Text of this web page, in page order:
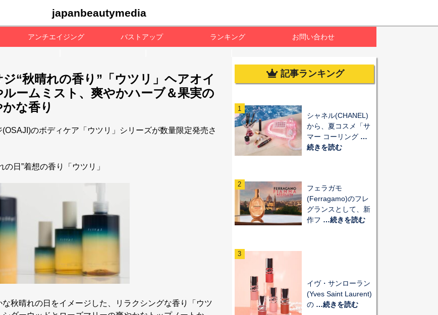
japanbeautymedia
アンチエイジング バストアップ ランキング お問い合わせ
ジ“秋晴れの香り”「ウツリ」ヘアオイ
ルームミスト、爽やかハーブ＆果実の
な香り
(OSAJI)のボディケア「ウツリ」シリーズが数量限定発売さ
の日”着想の香り「ウツリ」
な秋晴れの日をイメージした、リラクシングな香り「ウツ
記事ランキング
1
シャネル(CHANEL)
から、夏コスメ「サ
マー コーリング …
続きを読む
2
フェラガモ
(Ferragamo)のフレ
グランスとして、新
作フ …続きを読む
3
イヴ・サンローラン
(Yves Saint Laurent)
の…続きを読む